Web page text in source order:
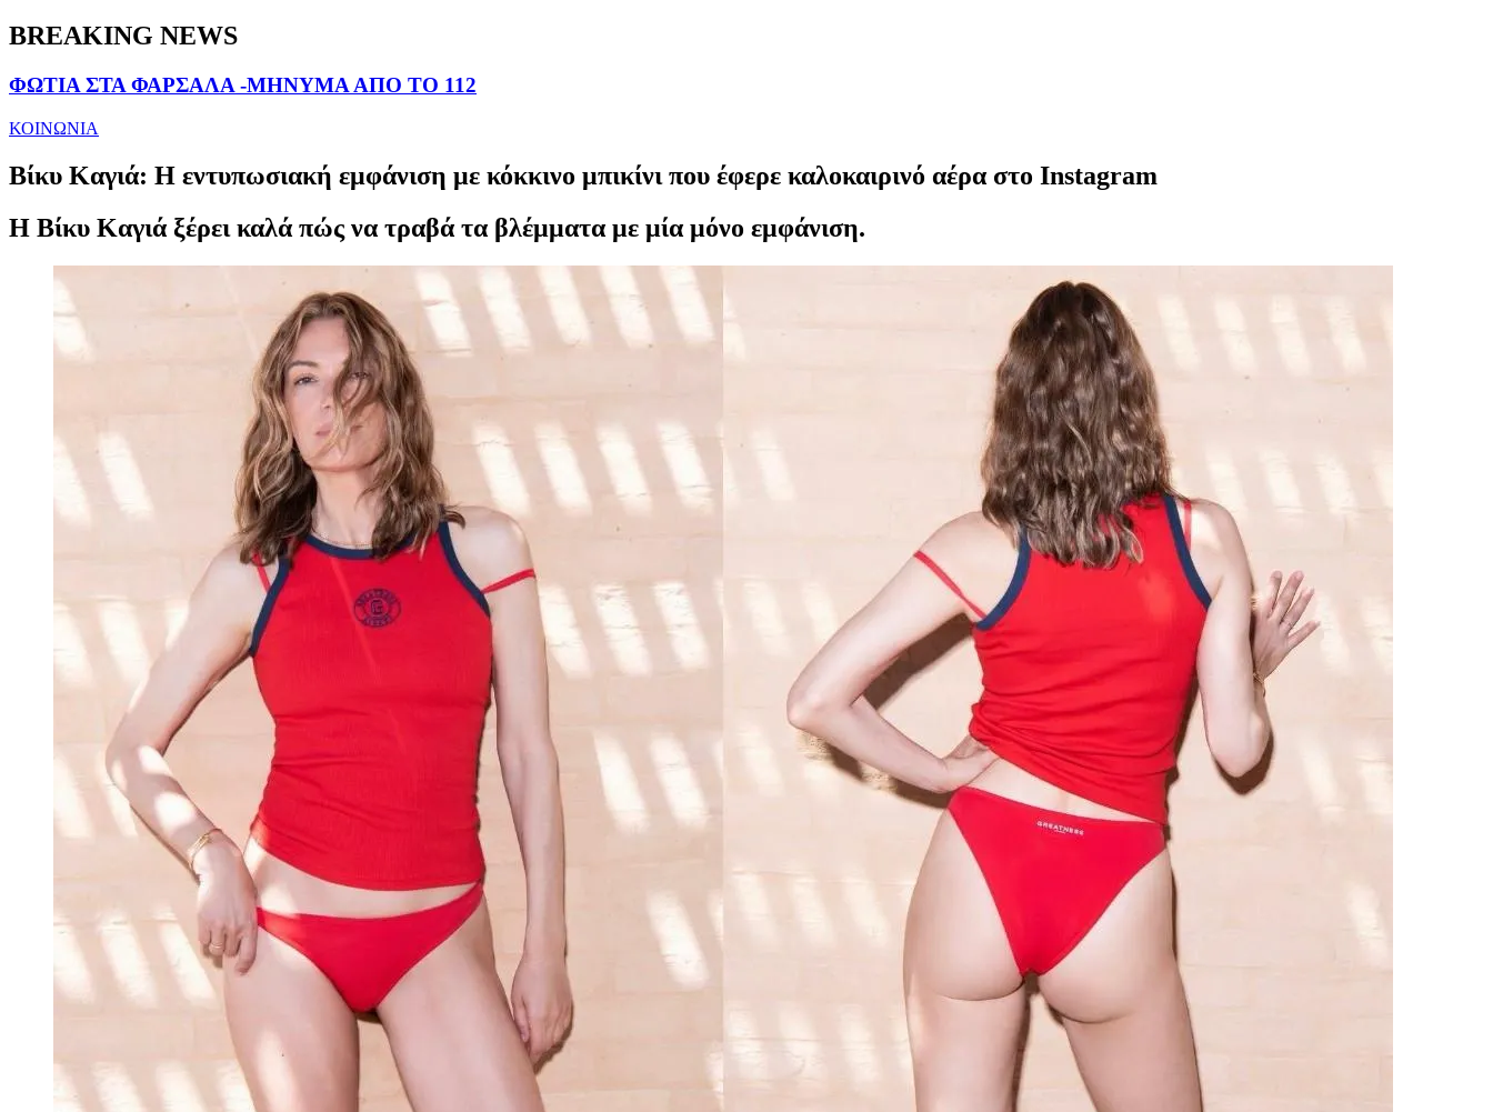
BREAKING NEWS
ΦΩΤΙΑ ΣΤΑ ΦΑΡΣΑΛΑ -ΜΗΝΥΜΑ ΑΠΟ ΤΟ 112
ΚΟΙΝΩΝΙΑ
Βίκυ Καγιά: Η εντυπωσιακή εμφάνιση με κόκκινο μπικίνι που έφερε καλοκαιρινό αέρα στο Instagram
Η Βίκυ Καγιά ξέρει καλά πώς να τραβά τα βλέμματα με μία μόνο εμφάνιση.